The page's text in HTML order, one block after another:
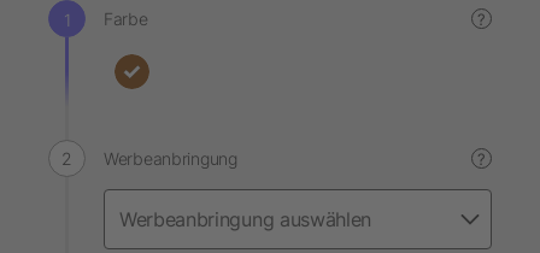
Farbe ?
Werbeanbringung ?